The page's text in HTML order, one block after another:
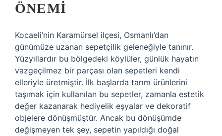
ÖNEMI
Kocaeli’nin Karamürsel ilçesi, Osmanlı’dan
günümüze uzanan sepetçilik geleneğiyle tanınır.
Yüzyıllardır bu bölgedeki köylüler, günlük hayatın
vazgeçilmez bir parçası olan sepetleri kendi
elleriyle üretmiştir. İlk başlarda tarım ürünlerini
taşımak için kullanılan bu sepetler, zamanla estetik
değer kazanarak hediyelik eşyalar ve dekoratif
objelere dönüşmüştür. Ancak bu dönüşümde
değişmeyen tek şey, sepetin yapıldığı doğal